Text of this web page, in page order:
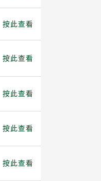
按此查看
按此查看
按此查看
按此查看
按此查看